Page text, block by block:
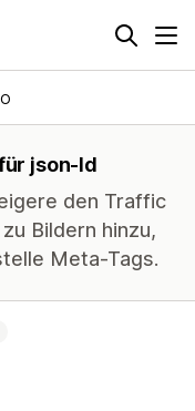
json-ld
den Traffic
Bildern hinzu,
Meta-Tags.